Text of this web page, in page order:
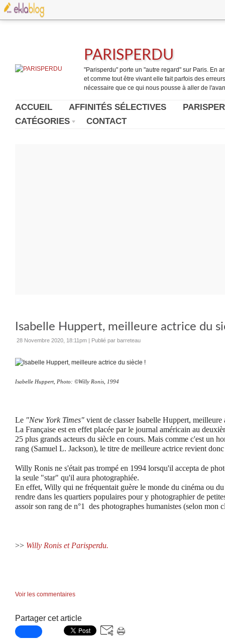
PARISPERDU
"Parisperdu" porte un "autre regard" sur Paris. En
et comme tout être vivant elle fait parfois des
nécessaire que ce qui nous pousse à aller de
ACCUEIL AFFINITÉS SÉLECTIVES
CATÉGORIES
CONTACT
Isabelle Huppert, meilleure actrice du
28 Novembre 2020, 18:11pm | Publié par barreteau
Isabelle Huppert, Photo: ©Willy Ronis, 1994
Le "New York Times" vient de classer Isabelle Huppert,
La Française est en effet placée par le journal américain au
25 plus grands acteurs du siècle en cours. Mais comme c'est un
rang (Samuel L. Jackson), le titre de meilleure actrice revient
Willy Ronis ne s'était pas trompé en 1994 lorsqu'il accepta de
la seule "star" qu'il aura photographiée.
En effet, Willy qui ne fréquentait guère le monde du cinéma ou
rendre dans les quartiers populaires pour y photographier de
assoir son rang de n°1 des photographes humanistes (selon mon
>> Willy Ronis et Parisperdu.
Voir les commentaires
Partager cet article